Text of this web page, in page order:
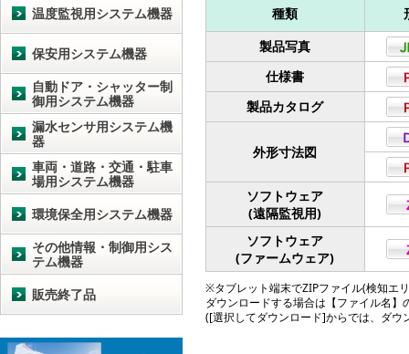
種類
製品写真
仕様書
製品カタログ
外形寸法図
ソフトウェア
(遠隔監視用)
ソフトウェア
(ファームウェア)
※タブレット端末でZIPファイル(検知エ
ダウンロードする場合は【ファイル名
([選択してダウンロード]からでは、ダ
温度監視用システム機器
保安用システム機器
自動ドア・シャッター制
御用システム機器
漏水センサ用システム機
器
車両・道路・交通・駐車
場用システム機器
環境保全用システム機器
その他情報・制御用シス
テム機器
販売終了品